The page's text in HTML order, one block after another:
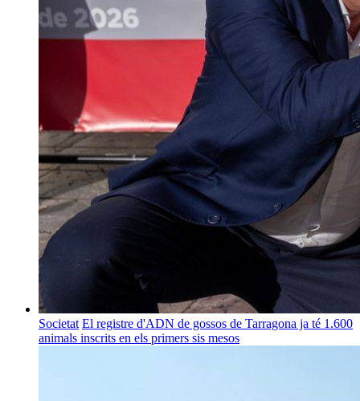
Societat El registre d'ADN de gossos de Tarragona ja té 1.600
animals inscrits en els primers sis mesos